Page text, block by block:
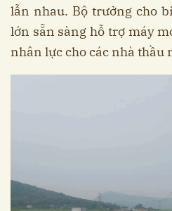
lẫn nhau. Bộ trưởng cho
lớn sẵn sàng hỗ trợ máy
nhân lực cho các nhà thầu